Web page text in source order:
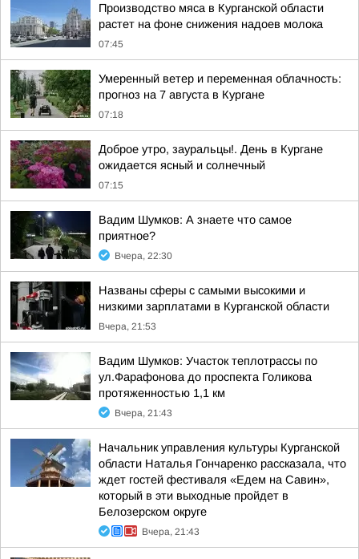
Производство мяса в Курганской области
растет на фоне снижения надоев молока
07:45
Умеренный ветер и переменная облачность:
прогноз на 7 августа в Кургане
07:18
Доброе утро, зауральцы!. День в Кургане
ожидается ясный и солнечный
07:15
Вадим Шумков: А знаете что самое
приятное?
Вчера, 22:30
Названы сферы с самыми высокими и
низкими зарплатами в Курганской области
Вчера, 21:53
Вадим Шумков: Участок теплотрассы по
ул.Фарафонова до проспекта Голикова
протяженностью 1,1 км
Вчера, 21:43
Начальник управления культуры Курганской
области Наталья Гончаренко рассказала, что
ждет гостей фестиваля «Едем на Савин»,
который в эти выходные пройдет в
Белозерском округе
Вчера, 21:43